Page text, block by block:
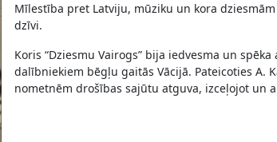
Mīlestība pret Latviju, mūziku un kora
dzīvi.
Koris “Dziesmu Vairogs” bija iedvesma un
dalībniekiem bēgļu gaitās Vācijā. Pateicoties A.
nometnēm drošības sajūtu atguva, izceļojot un